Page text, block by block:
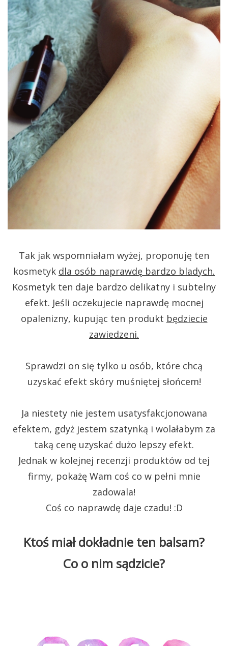
Tak jak wspomniałam wyżej, proponuję ten
kosmetyk dla osób naprawdę bardzo bladych.
Kosmetyk ten daje bardzo delikatny i subtelny
efekt. Jeśli oczekujecie naprawdę mocnej
opalenizny, kupując ten produkt będziecie
zawiedzeni.
Sprawdzi on się tylko u osób, które chcą
uzyskać efekt skóry muśniętej słońcem!
Ja niestety nie jestem usatysfakcjonowana
efektem, gdyż jestem szatynką i wolałabym za
taką cenę uzyskać dużo lepszy efekt.
Jednak w kolejnej recenzji produktów od tej
firmy, pokażę Wam coś co w pełni mnie
zadowala!
Coś co naprawdę daje czadu! :D
Ktoś miał dokładnie ten balsam?
Co o nim sądzicie?